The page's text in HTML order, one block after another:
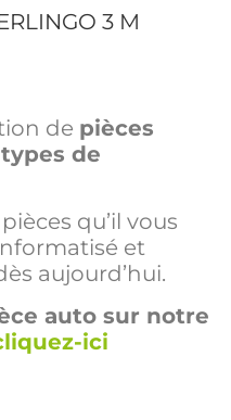
3 M
de pièces
de
qu’il vous
et
aujourd’hui.
auto sur notre
ici